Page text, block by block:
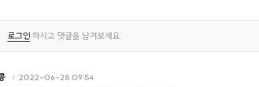
로그인 하시고 댓글을 남겨보세요.
2022-06-28 09:54